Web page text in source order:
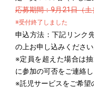
応募期間：9月21日（
※受付終了しました
申込方法：下記リンク
の上お申し込みください
※定員を超えた場合は
に参加の可否をご連絡し
※託児サービスをご希望